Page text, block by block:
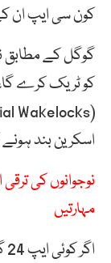
کون سی ایپ ان
گوگل کے مطابق
کو ٹریک کرے
اسکرین بند
مہارتیں